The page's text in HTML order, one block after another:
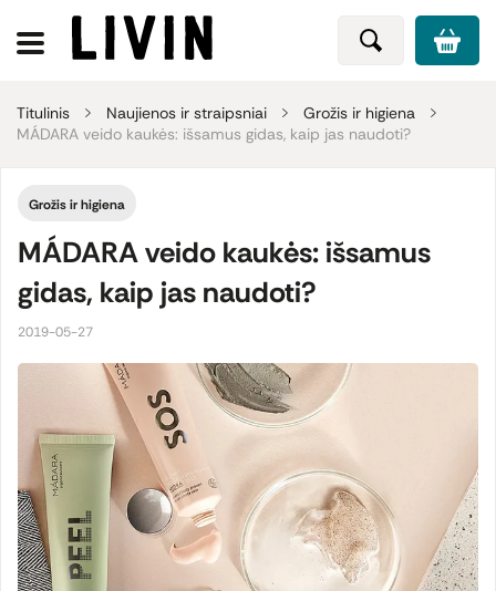
Titulinis Naujienos ir straipsniai
Grožis ir higiena
MÁDARA veido kaukės: išsamus gidas, kaip jas naudoti?
Grožis ir higiena
MÁDARA veido kaukės: išsamus
gidas, kaip jas naudoti?
2019-05-27